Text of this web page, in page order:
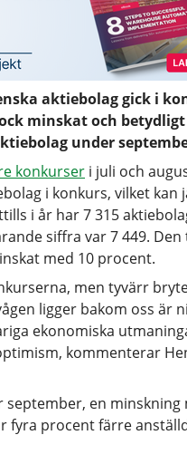
aktiebolag gick i
minskat och
under
konkurser i juli och
i konkurs, vilket kan
i år har 7 315
siffra var 7 449. Den
med 10 procent.
men tyvärr
ligger bakom oss är
ekonomiska
kommenterar
en
fyra procent färre